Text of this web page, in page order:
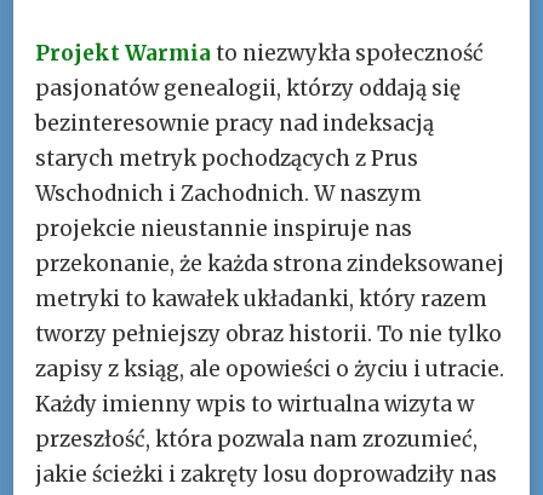
Projekt Warmia to niezwykła społeczność
pasjonatów genealogii, którzy oddają się
bezinteresownie pracy nad indeksacją
starych metryk pochodzących z Prus
Wschodnich i Zachodnich. W naszym
projekcie nieustannie inspiruje nas
przekonanie, że każda strona zindeksowanej
metryki to kawałek układanki, który razem
tworzy pełniejszy obraz historii. To nie tylko
zapisy z ksiąg, ale opowieści o życiu i utracie.
Każdy imienny wpis to wirtualna wizyta w
przeszłość, która pozwala nam zrozumieć,
jakie ścieżki i zakręty losu doprowadziły nas